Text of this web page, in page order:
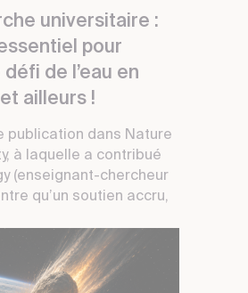
universitaire :
pour
de l’eau en
ailleurs !
publication dans Nature
à laquelle a contribué
(enseignant-chercheur
qu’un soutien accru,